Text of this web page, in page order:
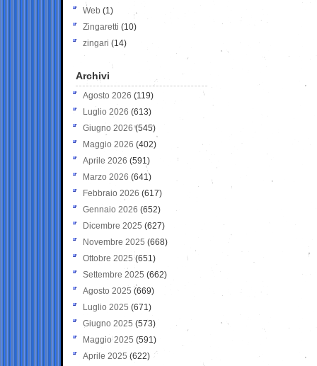
Web (1)
Zingaretti (10)
zingari (14)
Archivi
Agosto 2026 (119)
Luglio 2026 (613)
Giugno 2026 (545)
Maggio 2026 (402)
Aprile 2026 (591)
Marzo 2026 (641)
Febbraio 2026 (617)
Gennaio 2026 (652)
Dicembre 2025 (627)
Novembre 2025 (668)
Ottobre 2025 (651)
Settembre 2025 (662)
Agosto 2025 (669)
Luglio 2025 (671)
Giugno 2025 (573)
Maggio 2025 (591)
Aprile 2025 (622)